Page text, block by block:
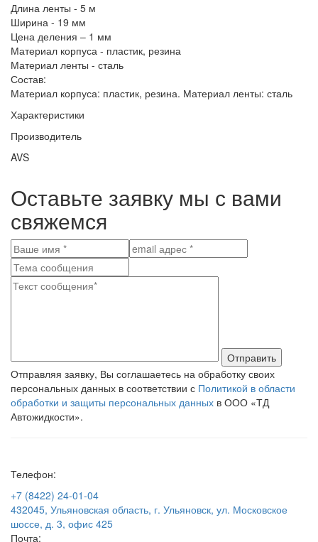
Длина ленты - 5 м
Ширина - 19 мм
Цена деления – 1 мм
Материал корпуса - пластик, резина
Материал ленты - сталь
Состав:
Материал корпуса: пластик, резина. Материал ленты: сталь
Характеристики
Производитель
AVS
Оставьте заявку мы с вами
свяжемся
Отправить
Отправляя заявку, Вы соглашаетесь на обработку своих
персональных данных в соответствии с Политикой в области
обработки и защиты персональных данных в ООО «ТД
Автожидкости».
Телефон:
+7 (8422) 24-01-04
432045, Ульяновская область, г. Ульяновск, ул. Московское
шоссе, д. 3, офис 425
Почта: